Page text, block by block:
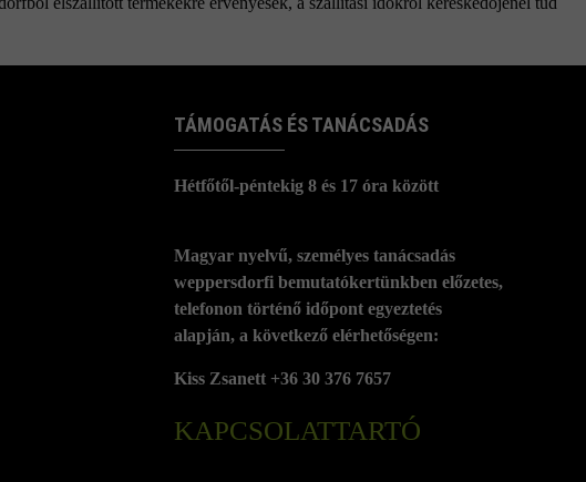
TÁMOGATÁS ÉS TANÁCSADÁS
Hétfőtől-péntekig 8 és 17 óra között
KAPCSOLATTARTÓ
Magyar nyelvű, személyes tanácsadás
weppersdorfi bemutatókertünkben előzetes,
telefonon történő időpont egyeztetés
alapján, a következő elérhetőségen:
Kiss Zsanett +36 30 376 7657